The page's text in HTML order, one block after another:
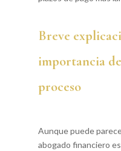
Breve
importancia
proceso
Aunque puede
abogado financiero